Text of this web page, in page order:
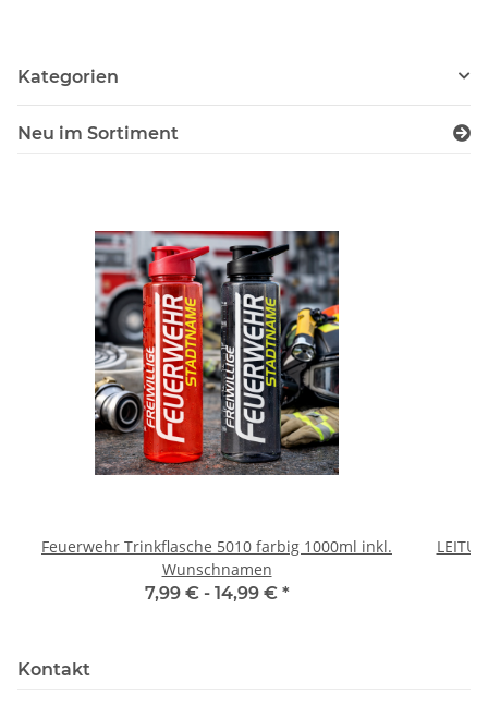
Kategorien
Neu im Sortiment
Feuerwehr Trinkflasche 5010 farbig 1000ml inkl.
Wunschnamen
7,99 € - 14,99 € *
Kontakt